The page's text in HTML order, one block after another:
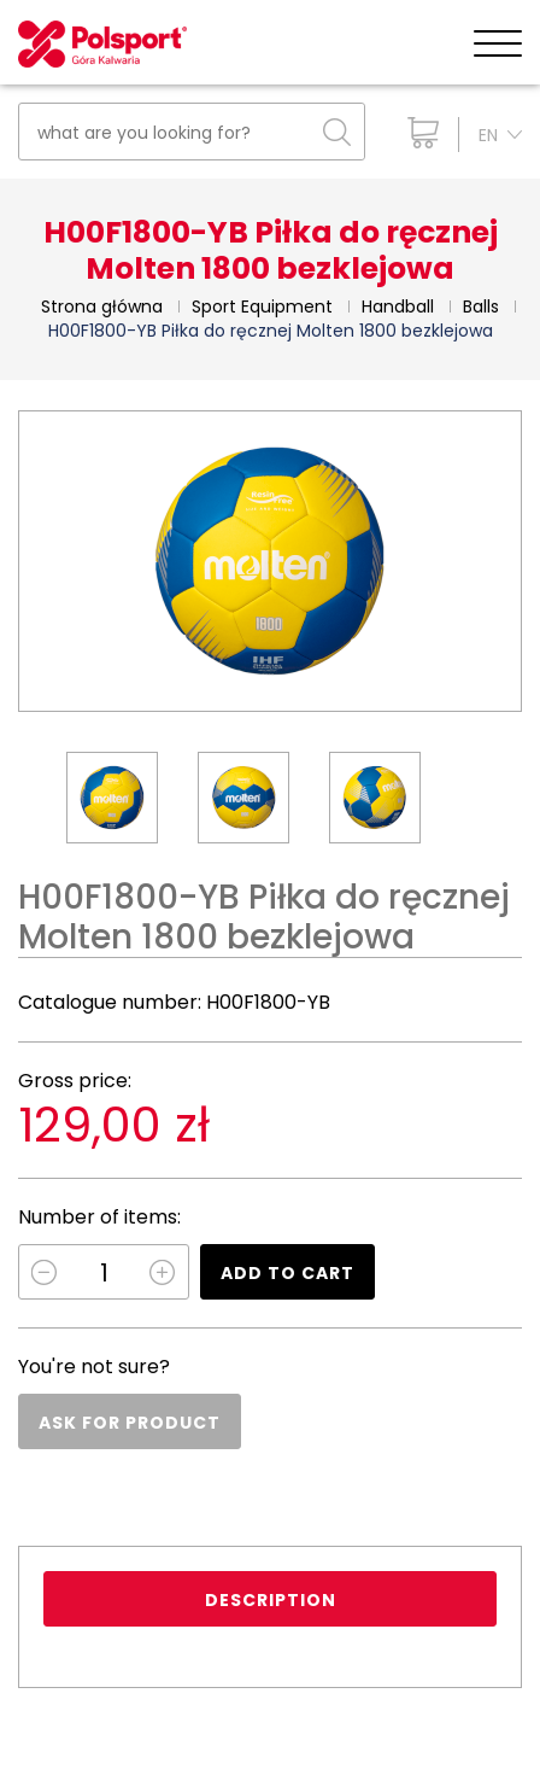
EN
H00F1800-YB Piłka do ręcznej
Molten 1800 bezklejowa
Strona główna Sport Equipment Handball
Balls
H00F1800-YB Piłka do ręcznej Molten 1800 bezklejowa
H00F1800-YB Piłka do ręcznej
Molten 1800 bezklejowa
Catalogue number: H00F1800-YB
Gross price:
129,00 zł
Number of items:
ADD TO CART
You're not sure?
ASK FOR PRODUCT
DESCRIPTION